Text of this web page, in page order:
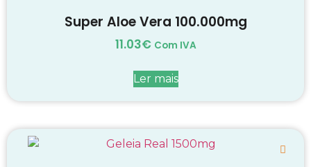
Super Aloe Vera 100.000mg
11.03€ Com IVA
Ler mais